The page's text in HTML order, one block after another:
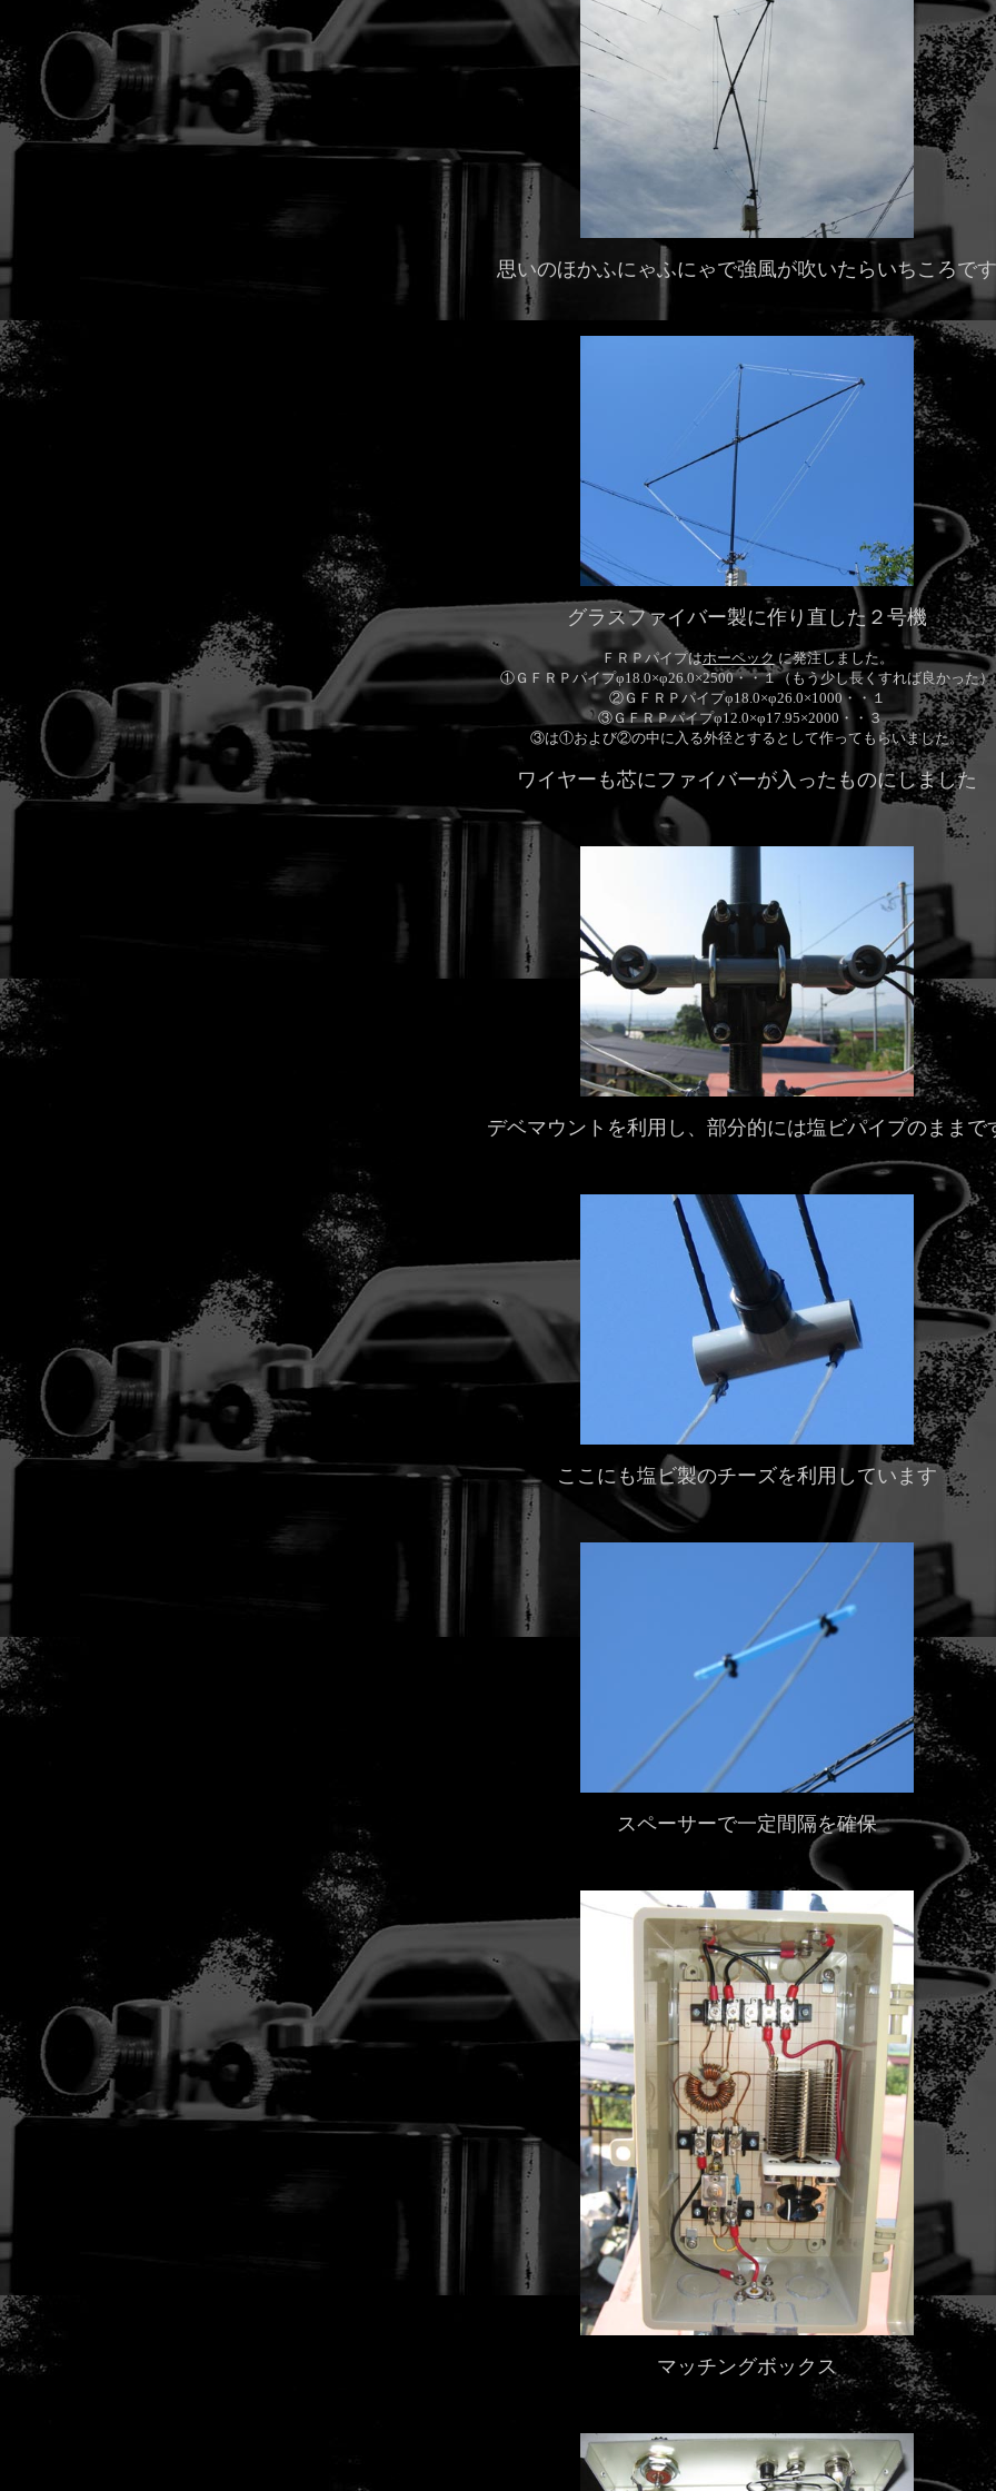
思いのほかふにゃふにゃで強風が吹いたらいちころです
グラスファイバー製に作り直した２号機
ＦＲＰパイプはホーペック に発注しました。
①ＧＦＲＰパイプφ18.0×φ26.0×2500・・１（もう少し長くすれば良かった）
②ＧＦＲＰパイプφ18.0×φ26.0×1000・・１
③ＧＦＲＰパイプφ12.0×φ17.95×2000・・３
③は①および②の中に入る外径とするとして作ってもらいました。
ワイヤーも芯にファイバーが入ったものにしました
デベマウントを利用し、部分的には塩ビパイプのままで
ここにも塩ビ製のチーズを利用しています
スペーサーで一定間隔を確保
マッチングボックス